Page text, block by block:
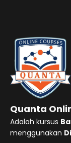
Quanta
Adalah kursus
menggunakan